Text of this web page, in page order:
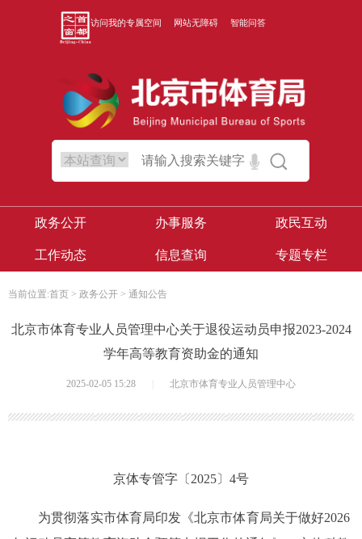
访问我的专属空间 网站无障碍 智能问答
政务公开 办事服务 政民互动
工作动态 信息查询 专题专栏
当前位置:首页 > 政务公开 > 通知公告
北京市体育专业人员管理中心关于退役运动员申报2023-2024
学年高等教育资助金的通知
2025-02-05 15:28 北京市体育专业人员管理中心
京体专管字〔2025〕4号
为贯彻落实市体育局印发《北京市体育局关于做好2026